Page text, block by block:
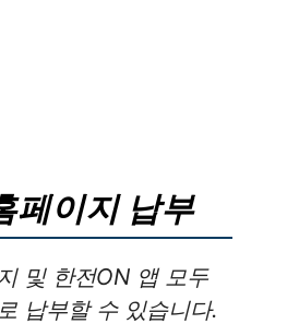
페이지 납부
및 한전ON 앱 모두
납부할 수 있습니다.